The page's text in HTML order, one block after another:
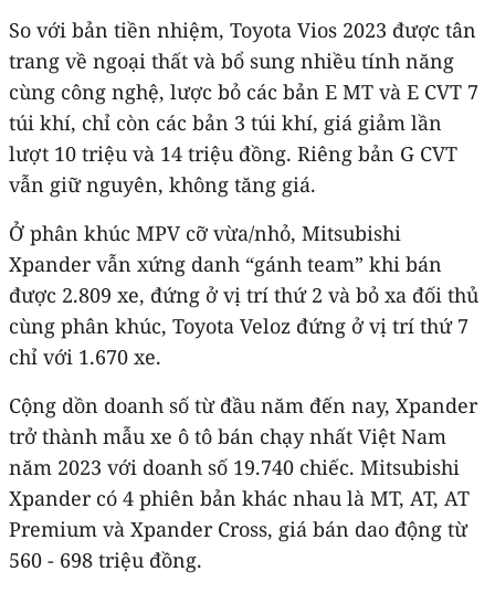
So với bản tiền nhiệm, Toyota Vios 2023 được tân
trang về ngoại thất và bổ sung nhiều tính năng
cùng công nghệ, lược bỏ các bản E MT và E CVT 7
túi khí, chỉ còn các bản 3 túi khí, giá giảm lần
lượt 10 triệu và 14 triệu đồng. Riêng bản G CVT
vẫn giữ nguyên, không tăng giá.
Ở phân khúc MPV cỡ vừa/nhỏ, Mitsubishi
Xpander vẫn xứng danh “gánh team” khi bán
được 2.809 xe, đứng ở vị trí thứ 2 và bỏ xa đối thủ
cùng phân khúc, Toyota Veloz đứng ở vị trí thứ 7
chỉ với 1.670 xe.
Cộng dồn doanh số từ đầu năm đến nay, Xpander
trở thành mẫu xe ô tô bán chạy nhất Việt Nam
năm 2023 với doanh số 19.740 chiếc. Mitsubishi
Xpander có 4 phiên bản khác nhau là MT, AT, AT
Premium và Xpander Cross, giá bán dao động từ
560 - 698 triệu đồng.